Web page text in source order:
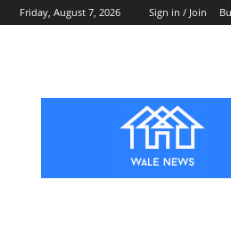
Friday, August 7, 2026 Sign in / Join